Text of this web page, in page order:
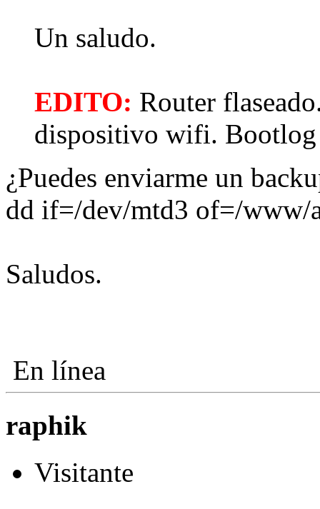
Un saludo.
EDITO: Router
dispositivo wifi.
¿Puedes enviarme un
dd if=/dev/mtd3 of=/www/
Saludos.
En línea
raphik
Visitante